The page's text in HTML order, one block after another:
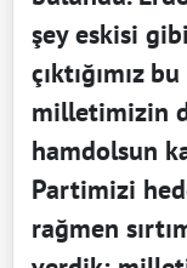
şey eskisi
çıktığımız
milletimizin
hamdolsun
Partimizi
rağmen